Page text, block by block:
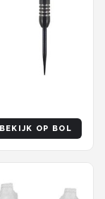
BEKIJK OP BOL